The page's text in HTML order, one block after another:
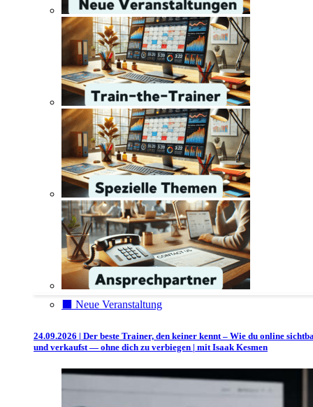
⬛️ Neue Veranstaltung
24.09.2026 | Der beste Trainer, den keiner kennt – Wie du online
und verkaufst — ohne dich zu verbiegen | mit Isaak Kesmen